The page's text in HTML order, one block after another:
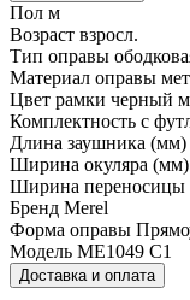
Пол м
Возраст взросл.
Тип оправы
Материал оправы
Цвет рамки черный
Комплектность с
Длина заушника (мм)
Ширина окуляра (мм)
Ширина
Бренд Merel
Форма оправы
Модель ME1049 C1
Доставка и оплата